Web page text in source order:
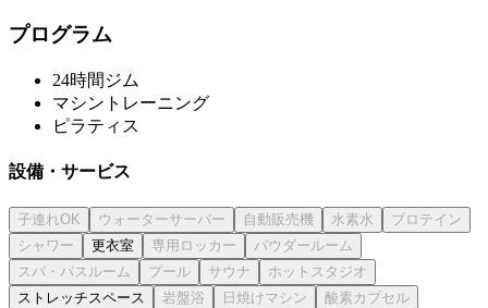
プログラム
24時間ジム
マシントレーニング
ピラティス
設備・サービス
更衣室
ストレッチスペース